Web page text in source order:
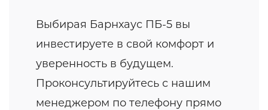
Выбирая Барнхаус ПБ-5 вы
инвестируете в свой комфорт и
уверенность в будущем.
Проконсультируйтесь с нашим
менеджером по телефону прямо